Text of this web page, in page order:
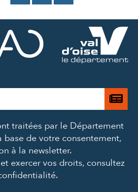
FACEBOOK
MAIL
Je
à
traitées par le Département
base de votre consentement,
à la newsletter.
exercer vos droits, consultez
.